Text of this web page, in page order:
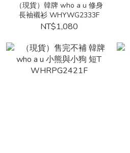
（現貨）韓牌 who a u 修身
長袖襯衫 WHYWG2333F
NT$1,080